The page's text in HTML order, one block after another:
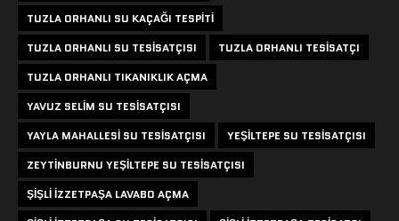
TUZLA ORHANLI SU KAÇAĞI TESPITI
TUZLA ORHANLI SU TESISATÇISI
TUZLA ORHANLI TESISATÇI
TUZLA ORHANLI TIKANIKLIK AÇMA
YAVUZ SELIM SU TESISATÇISI
YAYLA MAHALLESI SU TESISATÇISI
YEŞILTEPE SU TESISATÇISI
ZEYTINBURNU YEŞILTEPE SU TESISATÇISI
ŞIŞLI IZZETPAŞA LAVABO AÇMA